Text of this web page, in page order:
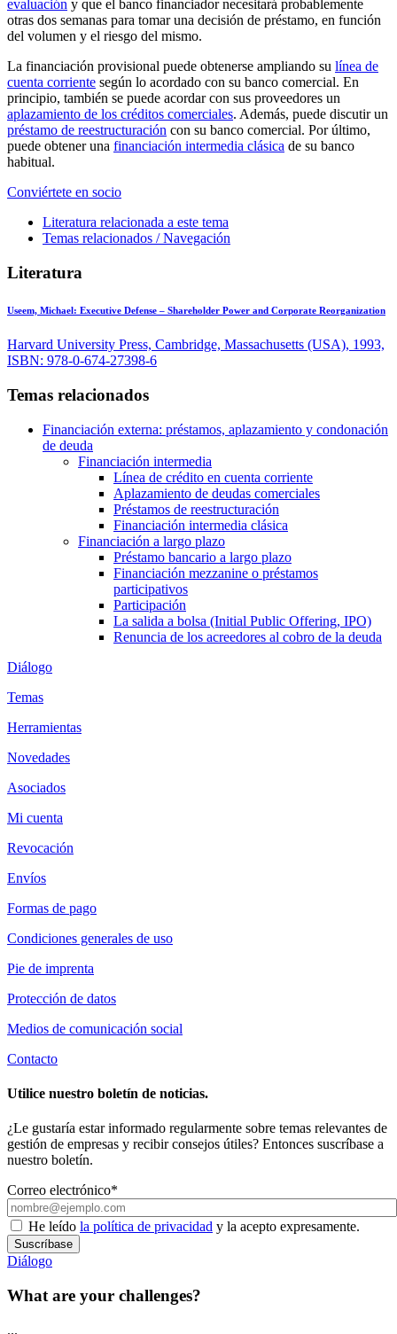
evaluación y que el banco financiador necesitará probablemente
otras dos semanas para tomar una decisión de préstamo, en función
del volumen y el riesgo del mismo.
La financiación provisional puede obtenerse ampliando su línea de
cuenta corriente según lo acordado con su banco comercial. En
principio, también se puede acordar con sus proveedores un
aplazamiento de los créditos comerciales. Además, puede discutir un
préstamo de reestructuración con su banco comercial. Por último,
puede obtener una financiación intermedia clásica de su banco
habitual.
Conviértete en socio
Literatura relacionada a este tema
Temas relacionados / Navegación
Literatura
Useem, Michael: Executive Defense – Shareholder Power and Corporate Reorganization
Harvard University Press, Cambridge, Massachusetts (USA), 1993,
ISBN: 978-0-674-27398-6
Temas relacionados
Financiación externa: préstamos, aplazamiento y condonación
de deuda
Financiación intermedia
Línea de crédito en cuenta corriente
Aplazamiento de deudas comerciales
Préstamos de reestructuración
Financiación intermedia clásica
Financiación a largo plazo
Préstamo bancario a largo plazo
Financiación mezzanine o préstamos
participativos
Participación
La salida a bolsa (Initial Public Offering, IPO)
Renuncia de los acreedores al cobro de la deuda
Diálogo
Temas
Herramientas
Novedades
Asociados
Mi cuenta
Revocación
Envíos
Formas de pago
Condiciones generales de uso
Pie de imprenta
Protección de datos
Medios de comunicación social
Contacto
Utilice nuestro boletín de noticias.
¿Le gustaría estar informado regularmente sobre temas relevantes de
gestión de empresas y recibir consejos útiles? Entonces suscríbase a
nuestro boletín.
Correo electrónico*
He leído la política de privacidad y la acepto expresamente.
Suscríbase
Diálogo
What are your challenges?
...